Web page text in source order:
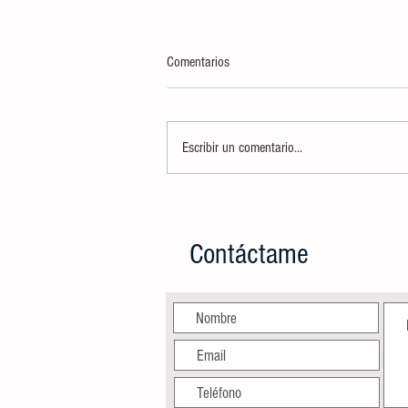
SERVICIOS DE BELLEZA GRATUITOS
Comentarios
Escribir un comentario...
Contáctame